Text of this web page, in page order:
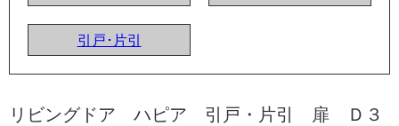
引戸･片引
リビングドア ハピア 引戸・片引 扉 Ｄ３